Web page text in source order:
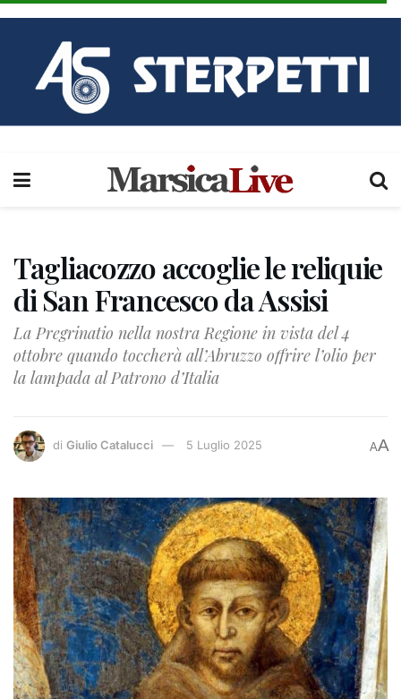
Tagliacozzo accoglie le reliquie
di San Francesco da Assisi
La Pregrinatio nella nostra Regione in vista del 4
ottobre quando toccherà all’Abruzzo offrire l’olio per
la lampada al Patrono d’Italia
di Giulio Catalucci 5 Luglio 2025 AA